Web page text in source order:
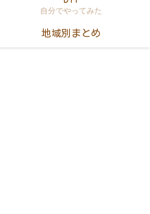
自分でやってみた
地域別まとめ